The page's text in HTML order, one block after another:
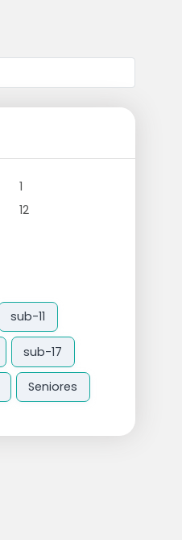
1
12
sub-11
sub-17
Seniores